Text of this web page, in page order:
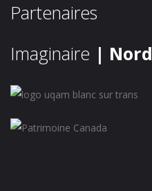
Partenaires
Imaginaire | Nord